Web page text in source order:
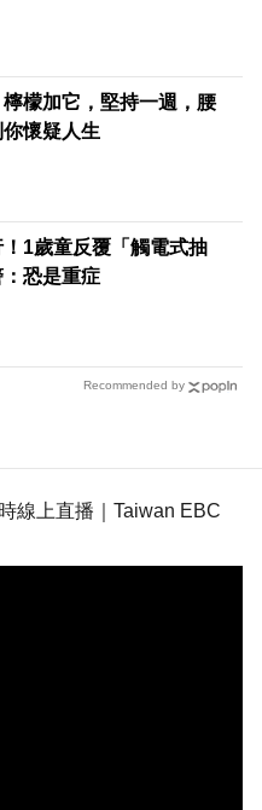
檬加它，堅持一週，腰
懷疑人生
1歲童反覆「觸電式抽
恐是重症
Recommended by
線上直播｜Taiwan EBC